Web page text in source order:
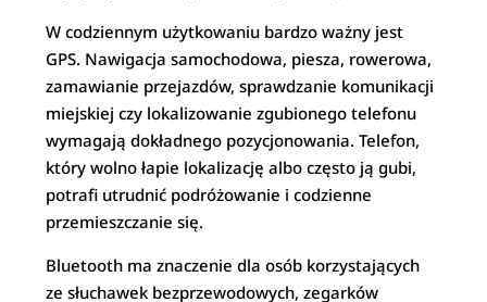
W codziennym użytkowaniu bardzo ważny jest
GPS. Nawigacja samochodowa, piesza, rowerowa,
zamawianie przejazdów, sprawdzanie komunikacji
miejskiej czy lokalizowanie zgubionego telefonu
wymagają dokładnego pozycjonowania. Telefon,
który wolno łapie lokalizację albo często ją gubi,
potrafi utrudnić podróżowanie i codzienne
przemieszczanie się.
Bluetooth ma znaczenie dla osób korzystających
ze słuchawek bezprzewodowych, zegarków